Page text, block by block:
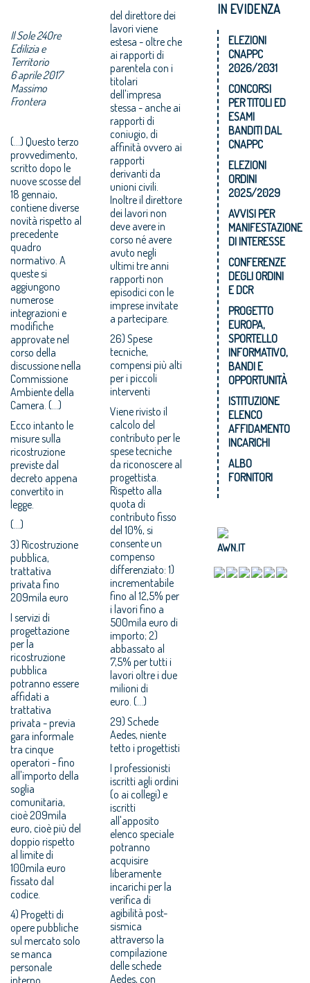
Il Sole 24Ore
Edilizia e
Territorio
6 aprile 2017
Massimo
Frontera
(...) Questo terzo
provvedimento,
scritto dopo le
nuove scosse del
18 gennaio,
contiene diverse
novità rispetto al
precedente
quadro
normativo. A
queste si
aggiungono
numerose
integrazioni e
modifiche
approvate nel
corso della
discussione nella
Commissione
Ambiente della
Camera. (...)
Ecco intanto le
misure sulla
ricostruzione
previste dal
decreto appena
convertito in
legge.
(...)
3) Ricostruzione
pubblica,
trattativa
privata fino
209mila euro
I servizi di
progettazione
per la
ricostruzione
pubblica
potranno essere
affidati a
trattativa
privata - previa
gara informale
tra cinque
operatori - fino
all'importo della
soglia
comunitaria,
cioè 209mila
euro, cioè più del
doppio rispetto
al limite di
100mila euro
fissato dal
codice.
4) Progetti di
opere pubbliche
sul mercato solo
se manca
personale
interno
del direttore dei
lavori viene
estesa - oltre che
ai rapporti di
parentela con i
titolari
dell'impresa
stessa - anche ai
rapporti di
coniugio, di
affinità ovvero ai
rapporti
derivanti da
unioni civili.
Inoltre il direttore
dei lavori non
deve avere in
corso né avere
avuto negli
ultimi tre anni
rapporti non
episodici con le
imprese invitate
a partecipare.
26) Spese
tecniche,
compensi più alti
per i piccoli
interventi
Viene rivisto il
calcolo del
contributo per le
spese tecniche
da riconoscere al
progettista.
Rispetto alla
quota di
contributo fisso
del 10%, si
consente un
compenso
differenziato: 1)
incrementabile
fino al 12,5% per
i lavori fino a
500mila euro di
importo; 2)
abbassato al
7,5% per tutti i
lavori oltre i due
milioni di
euro. (...)
29) Schede
Aedes, niente
tetto i progettisti
I professionisti
iscritti agli ordini
(o ai collegi) e
iscritti
all'apposito
elenco speciale
potranno
acquisire
liberamente
incarichi per la
verifica di
agibilità post-
sismica
attraverso la
compilazione
delle schede
Aedes, con
IN EVIDENZA
ELEZIONI
CNAPPC
2026/2031
CONCORSI
PER TITOLI ED
ESAMI
BANDITI DAL
CNAPPC
ELEZIONI
ORDINI
2025/2029
AVVISI PER
MANIFESTAZIONE
DI INTERESSE
CONFERENZE
DEGLI ORDINI
E DCR
PROGETTO
EUROPA,
SPORTELLO
INFORMATIVO,
BANDI E
OPPORTUNITÀ
ISTITUZIONE
ELENCO
AFFIDAMENTO
INCARICHI
ALBO
FORNITORI
AWN.IT